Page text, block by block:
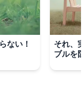
ない！
それ、
ブルを